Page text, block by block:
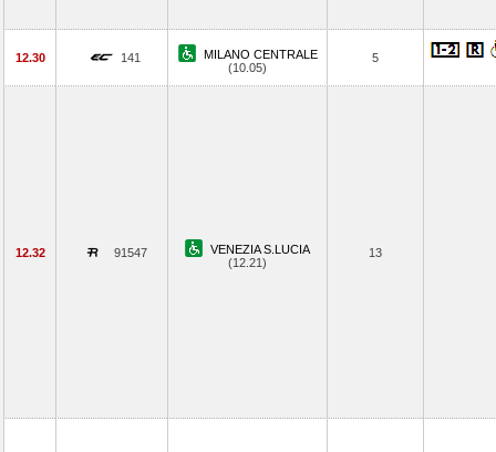
12.30 141
MILANO CENTRALE
(10.05)
5
12.32 91547
VENEZIA S.LUCIA
(12.21)
13